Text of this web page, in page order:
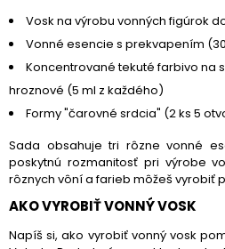
Vosk na výrobu vonných figúrok
Vonné esencie s prekvapením
Koncentrované tekuté farbivo na
hroznové (5 ml z každého)
Formy "čarovné srdcia" (2 ks 5
Sada obsahuje tri rôzne vonné
poskytnú rozmanitosť pri výrobe
rôznych vôní a farieb môžeš vyrobiť
AKO VYROBIŤ VONNÝ VOSK
Napíš si, ako vyrobiť vonný vosk